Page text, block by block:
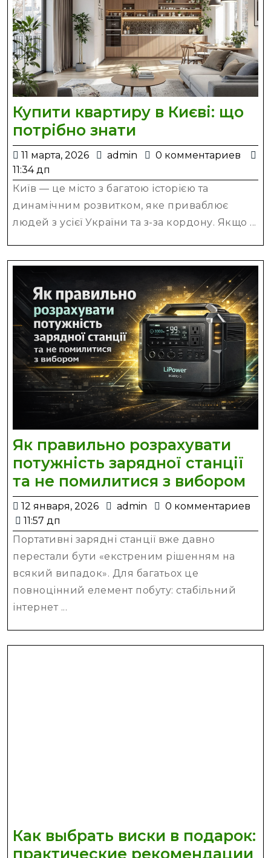
ребенка
и
родителей
Купити квартиру в Києві: що
потрібно знати
квартиру
Києві:
що
потрібно
11 марта, 2026
11
2026
admin admin
0 комментариев
11:34 дп
Київ — це місто з багатою історією та
динамічним розвитком, яке приваблює
людей з усієї України та з-за кордону. Якщо ...
Як правильно розрахувати
потужність зарядної станції
та не помилитися з вибором
з
12 января, 2026
12
2026
admin admin
0 комментариев
11:57 дп
Портативні зарядні станції вже давно
перестали бути «екстреним рішенням на
всякий випадок». Для багатьох це
повноцінний елемент побуту: стабільний
інтернет ...
Как выбрать виски в подарок:
практические рекомендации